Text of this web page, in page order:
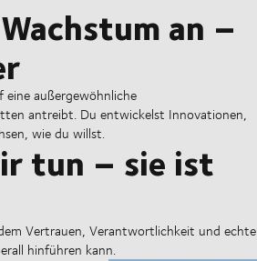
an –
außergewöhnliche
antreibt. Du entwickelst Innovationen,
wie du willst.
tun – sie ist
Vertrauen, Verantwortlichkeit und echte
hinführen kann.